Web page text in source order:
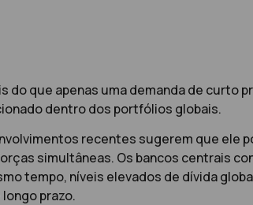
que apenas uma demanda de curto
dentro dos portfólios globais.
recentes sugerem que ele
simultâneas. Os bancos centrais
tempo, níveis elevados de dívida
prazo.